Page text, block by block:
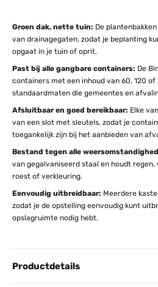
Groen dak, nette tuin: De
van drainagegaten, zodat je beplanting
opgaat in je tuin of oprit.
Past bij alle gangbare containers: De
containers met een inhoud van 60, 120
standaardmaten die gemeentes en
Afsluitbaar en goed bereikbaar: Elke
van een slot met sleutels, zodat je
toegankelijk zijn bij het aanbieden van
Bestand tegen alle
van gegalvaniseerd staal en houdt
roest of verkleuring.
Eenvoudig uitbreidbaar: Meerdere
zodat je de opstelling eenvoudig kunt
opslagruimte nodig hebt.
Productdetails